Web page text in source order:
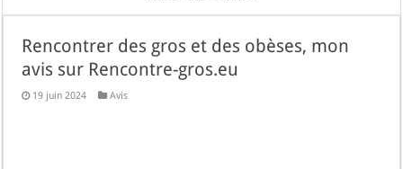
Rencontrer des gros et des obèses, mon
avis sur Rencontre-gros.eu
19 juin 2024 Avis